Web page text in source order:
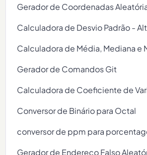
Gerador de Coordenadas
Calculadora de Desvio Padrão -
Calculadora de Média, Mediana e
Gerador de Comandos Git
Calculadora de Coeficiente de
Conversor de Binário para Octal
conversor de ppm para
Gerador de Endereço Falso